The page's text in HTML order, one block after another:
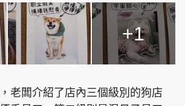
+1
老闆介紹了店內三個級別的狗店